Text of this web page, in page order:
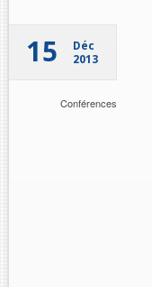
15
Déc
2013
Conférences